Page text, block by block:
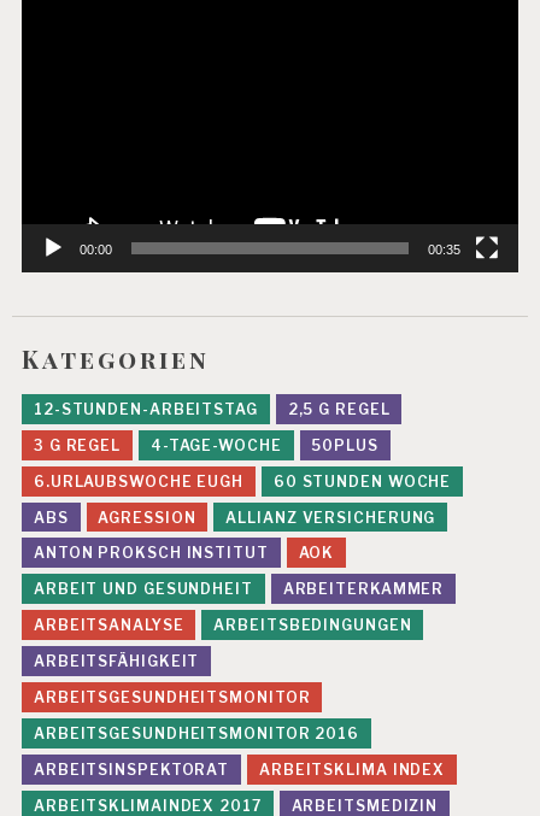
00:00 00:35
Kategorien
12-STUNDEN-ARBEITSTAG
2,5 G REGEL
3 G REGEL
4-TAGE-WOCHE
50PLUS
6.URLAUBSWOCHE EUGH
60 STUNDEN WOCHE
ABS
AGRESSION
ALLIANZ VERSICHERUNG
ANTON PROKSCH INSTITUT
AOK
ARBEIT UND GESUNDHEIT
ARBEITERKAMMER
ARBEITSANALYSE
ARBEITSBEDINGUNGEN
ARBEITSFÄHIGKEIT
ARBEITSGESUNDHEITSMONITOR
ARBEITSGESUNDHEITSMONITOR 2016
ARBEITSINSPEKTORAT
ARBEITSKLIMA INDEX
ARBEITSKLIMAINDEX 2017
ARBEITSMEDIZIN